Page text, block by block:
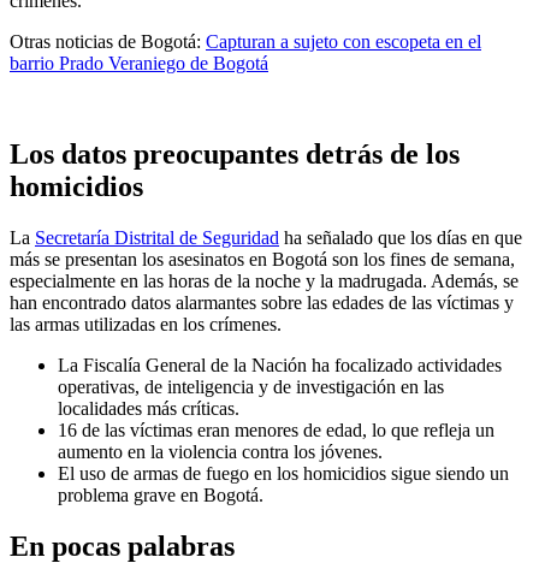
Otras noticias de Bogotá: Capturan a sujeto con escopeta en el
barrio Prado Veraniego de Bogotá
Los datos preocupantes detrás de los
homicidios
La Secretaría Distrital de Seguridad ha señalado que los días en que
más se presentan los asesinatos en Bogotá son los fines de semana,
especialmente en las horas de la noche y la madrugada. Además, se
han encontrado datos alarmantes sobre las edades de las víctimas y
las armas utilizadas en los crímenes.
La Fiscalía General de la Nación ha focalizado actividades
operativas, de inteligencia y de investigación en las
localidades más críticas.
16 de las víctimas eran menores de edad, lo que refleja un
aumento en la violencia contra los jóvenes.
El uso de armas de fuego en los homicidios sigue siendo un
problema grave en Bogotá.
En pocas palabras